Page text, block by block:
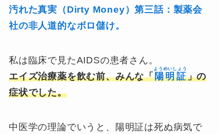
汚れた真実（Dirty Money）第三話：製薬会
社の非人道的なボロ儲け。
私は臨床で見たAIDSの患者さん。
エイズ治療薬を飲む前、みんな「陽明証
ようめいしょう
」の
症状でした。
中医学の理論でいうと、陽明証は死ぬ病気で